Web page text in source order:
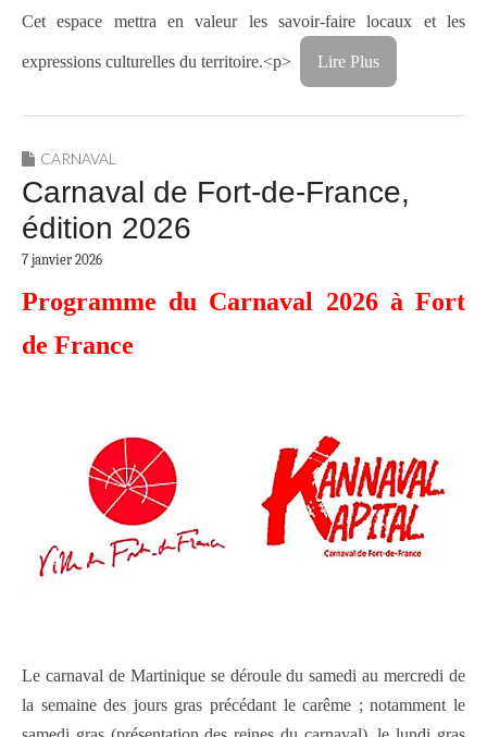
Cet espace mettra en valeur les savoir-faire locaux et les
expressions culturelles du territoire.<p> Lire Plus
CARNAVAL
Carnaval de Fort-de-France,
édition 2026
7 janvier 2026
Programme du Carnaval 2026 à Fort
de France
Le carnaval de Martinique se déroule du samedi au mercredi de
la semaine des jours gras précédant le carême ; notamment le